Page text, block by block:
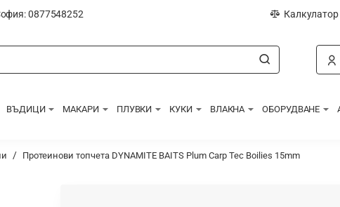
0877548252
ВЪДИЦИ МАКАРИ ПЛУВКИ КУКИ ВЛАКНА ОБОРУДВАНЕ
Протеинови топчета DYNAMITE BAITS Plum Carp Tec Boilies 15mm